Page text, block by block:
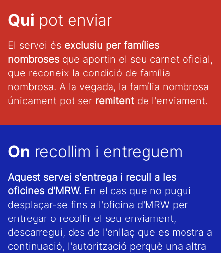
Qui pot enviar
El servei és exclusiu per famílies
nombroses que aportin el seu carnet oficial,
que reconeix la condició de família
nombrosa. A la vegada, la família nombrosa
únicament pot ser remitent de l'enviament.
On recollim i entreguem
Aquest servei s'entrega i recull a les
oficines d'MRW. En el cas que no pugui
desplaçar-se fins a l'oficina d'MRW per
entregar o recollir el seu enviament,
descarregui, des de l'enllaç que es mostra a
continuació, l'autorització perquè una altra